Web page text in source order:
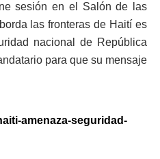
sesión en el Salón de las
las fronteras de Haití es
nacional de República
para que su mensaje